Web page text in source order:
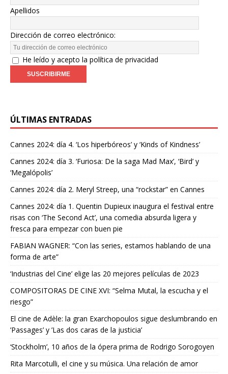
Apellidos
Dirección de correo electrónico:
He leído y acepto la política de privacidad
ÚLTIMAS ENTRADAS
Cannes 2024: día 4. ‘Los hiperbóreos’ y ‘Kinds of Kindness’
Cannes 2024: día 3. ‘Furiosa: De la saga Mad Max’, ‘Bird’ y
‘Megalópolis’
Cannes 2024: día 2. Meryl Streep, una “rockstar” en Cannes
Cannes 2024: día 1. Quentin Dupieux inaugura el festival entre
risas con ‘The Second Act’, una comedia absurda ligera y
fresca para empezar con buen pie
FABIAN WAGNER: “Con las series, estamos hablando de una
forma de arte”
‘Industrias del Cine’ elige las 20 mejores películas de 2023
COMPOSITORAS DE CINE XVI: “Selma Mutal, la escucha y el
riesgo”
El cine de Adèle: la gran Exarchopoulos sigue deslumbrando en
’Passages’ y ’Las dos caras de la justicia’
‘Stockholm’, 10 años de la ópera prima de Rodrigo Sorogoyen
Rita Marcotulli, el cine y su música. Una relación de amor